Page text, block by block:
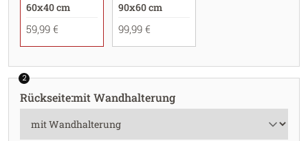
60x40 cm
59,99 €
90x60 cm
99,99 €
2
Rückseite:mit Wandhalterung